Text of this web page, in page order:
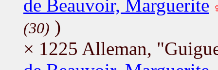
de Beauvoir, Marguerite
(30) )
× 1225 Alleman,